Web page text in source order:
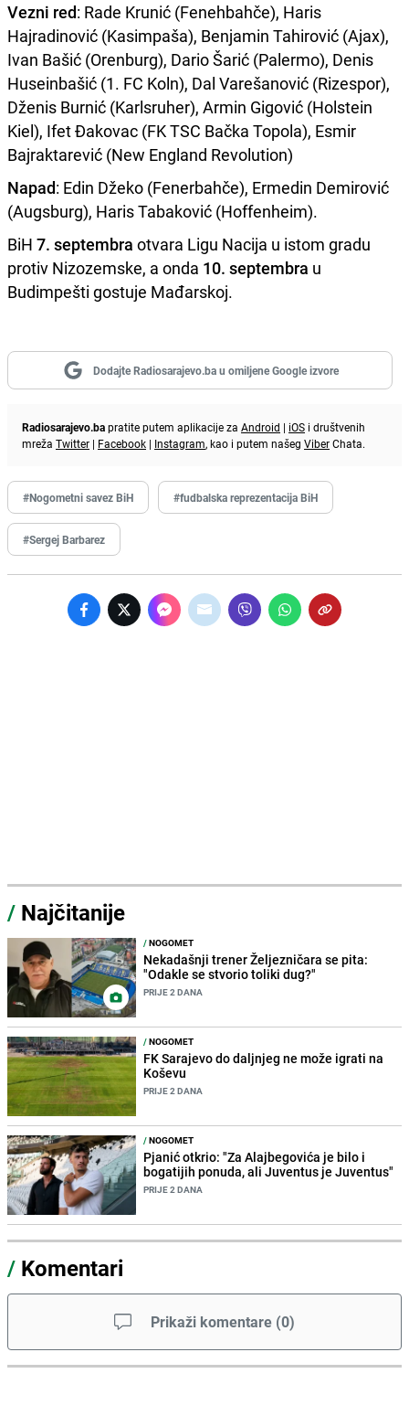
Vezni red: Rade Krunić (Fenehbahče), Haris
Hajradinović (Kasimpaša), Benjamin Tahirović (Ajax),
Ivan Bašić (Orenburg), Dario Šarić (Palermo), Denis
Huseinbašić (1. FC Koln), Dal Varešanović (Rizespor),
Dženis Burnić (Karlsruher), Armin Gigović (Holstein
Kiel), Ifet Đakovac (FK TSC Bačka Topola), Esmir
Bajraktarević (New England Revolution)
Napad: Edin Džeko (Fenerbahče), Ermedin Demirović
(Augsburg), Haris Tabaković (Hoffenheim).
BiH 7. septembra otvara Ligu Nacija u istom gradu
protiv Nizozemske, a onda 10. septembra u
Budimpešti gostuje Mađarskoj.
Dodajte Radiosarajevo.ba u omiljene Google izvore
Radiosarajevo.bapratite putem aplikacije za Android | iOS i društvenih
mreža Twitter | Facebook | Instagram, kao i putem našeg ViberChata.
#Nogometni savez BiH #fudbalska reprezentacija BiH
#Sergej Barbarez
/ Najčitanije
/NOGOMET
Nekadašnji trener Željezničara se pita:
"Odakle se stvorio toliki dug?"
PRIJE 2 DANA
/NOGOMET
FK Sarajevo do daljnjeg ne može igrati na
Koševu
PRIJE 2 DANA
/NOGOMET
Pjanić otkrio: "Za Alajbegovića je bilo i
bogatijih ponuda, ali Juventus je Juventus"
PRIJE 2 DANA
/ Komentari
Prikaži komentare (0)